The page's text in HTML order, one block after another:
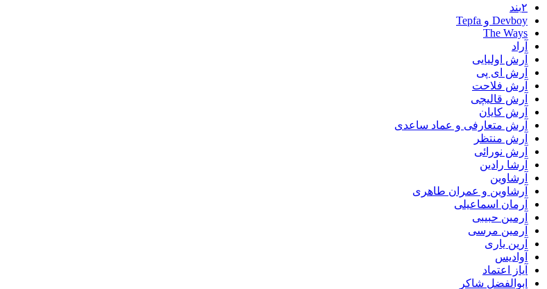
۲بند
Devboy و Tepfa
The Ways
آراد
آرش اولیایی
آرش ای پی
آرش فلاحت
آرش قالیچی
آرش کایان
آرش متعارفی و عماد ساعدی
آرش منتظر
آرش نورائی
آرشا رادین
آرشاوین
آرشاوین و عمران طاهری
آرمان اسماعیلی
آرمین حبیبی
آرمین مرسی
آرین یاری
آوادیس
آیاز اعتماد
ابوالفضل شاکر